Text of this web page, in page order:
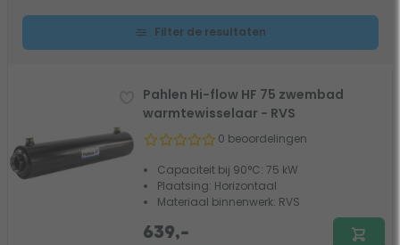
Filter de resultaten
Pahlen Hi-flow HF 75 zwembad
warmtewisselaar - RVS
0 beoordelingen
Capaciteit bij 90°C: 75 kW
Plaatsing: Horizontaal
Materiaal binnenwerk: RVS
639,-